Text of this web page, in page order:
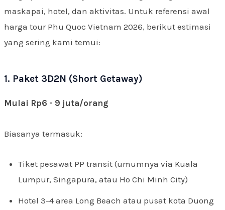
maskapai, hotel, dan aktivitas. Untuk referensi awal
harga tour Phu Quoc Vietnam 2026, berikut estimasi
yang sering kami temui:
1. Paket 3D2N (Short Getaway)
Mulai Rp6 - 9 juta/orang
Biasanya termasuk:
Tiket pesawat PP transit (umumnya via Kuala
Lumpur, Singapura, atau Ho Chi Minh City)
Hotel 3-4 area Long Beach atau pusat kota Duong